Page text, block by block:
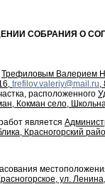
СОБРАНИЯ О
Трефиловым Валерием
trefilov.valeriy@mail.ru,
расположенного
Кокман село,
является
Красногорский
ул.